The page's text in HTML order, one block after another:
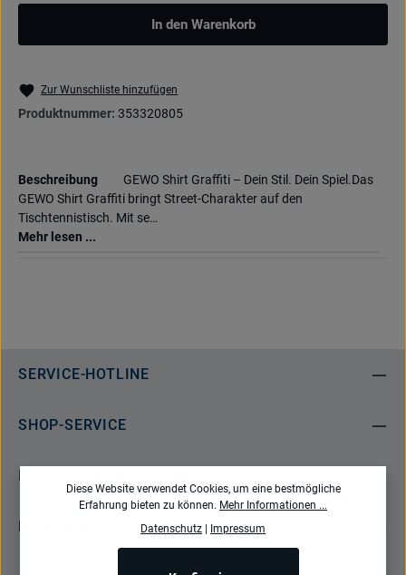
In den Warenkorb
Zur Wunschliste hinzufügen
Produktnummer: 353320805
Beschreibung
GEWO Shirt Graffiti – Dein Stil. Dein Spiel.Das
GEWO Shirt Graffiti bringt Street-Charakter auf den
Tischtennistisch. Mit se…
Mehr lesen ...
SERVICE-HOTLINE
SHOP-SERVICE
Diese Website verwendet Cookies, um eine bestmögliche
Erfahrung bieten zu können. Mehr Informationen ...
Datenschutz
Impressum